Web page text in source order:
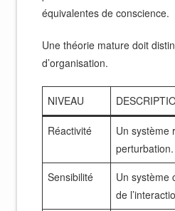
équivalentes de conscience.
Une théorie mature doit
d’organisation.
NIVEAU
Réactivité
Un système
perturbation.
Sensibilité
Un système
de